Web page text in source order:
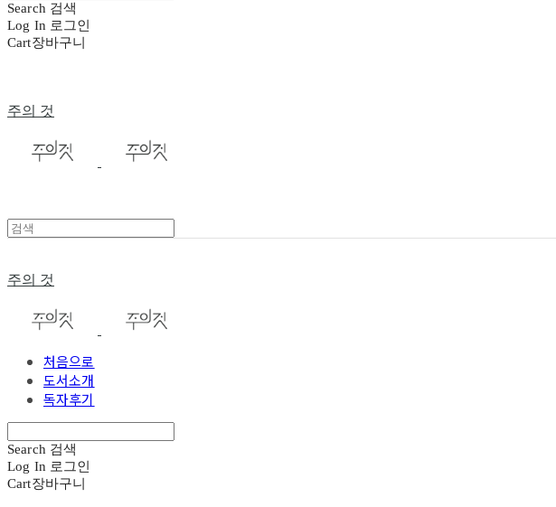
Search 검색
Log In 로그인
Cart장바구니
주의 것
주의 것
처음으로
도서소개
독자후기
Search 검색
Log In 로그인
Cart장바구니